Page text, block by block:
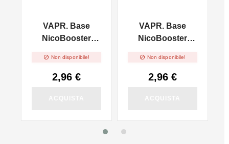
VAPR. Base
NicoBooster
 Non disponibile!
2,96 €
VAPR. Base
NicoBooster
 Non disponibile!
2,96 €